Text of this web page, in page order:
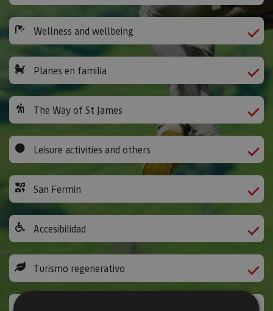
Wellness and wellbeing
Planes en familia
The Way of St James
Leisure activities and others
San Fermin
Accesibilidad
Turismo regenerativo